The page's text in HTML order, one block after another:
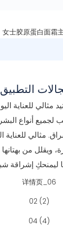
التطبيق
لجميع أنواع
مثالي للعناية
ويقلل من بهتانها